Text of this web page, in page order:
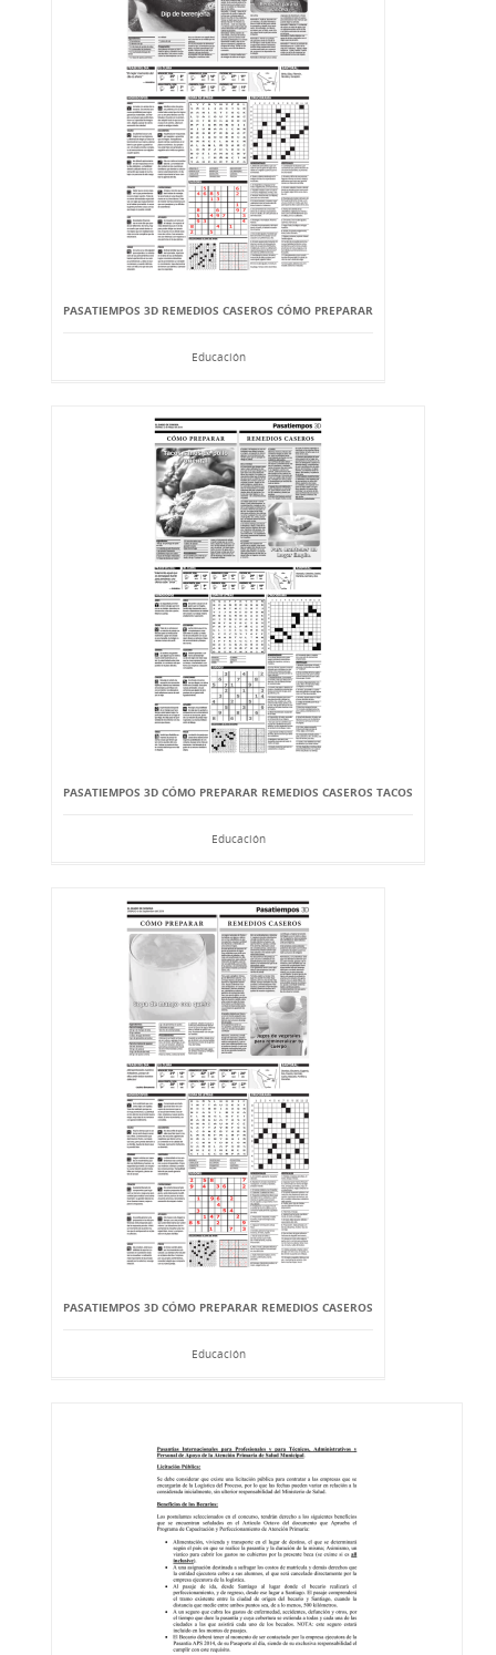
PASATIEMPOS 3D REMEDIOS CASEROS CÓMO PREPARAR
Educación
PASATIEMPOS 3D CÓMO PREPARAR REMEDIOS CASEROS TACOS
Educación
PASATIEMPOS 3D CÓMO PREPARAR REMEDIOS CASEROS
Educación